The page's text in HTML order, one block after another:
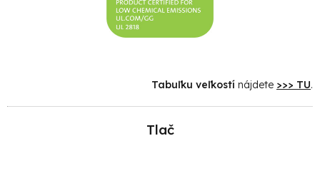
Tabuľku veľkostí nájdete >>> TU.
Tlač